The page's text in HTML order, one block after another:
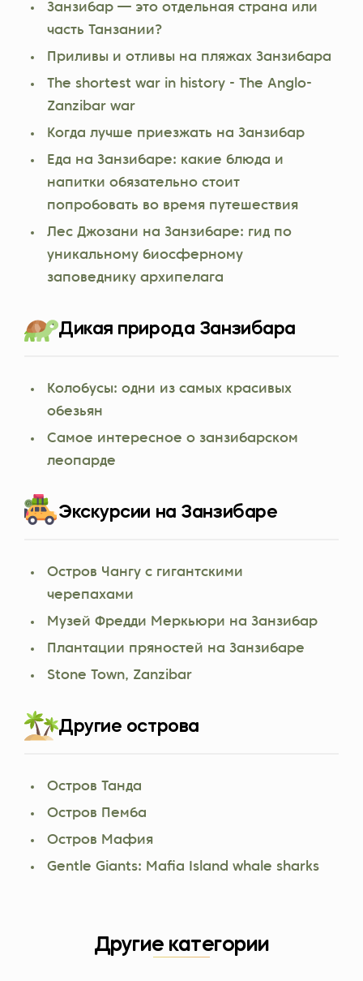
Занзибар — это отдельная страна или
часть Танзании?
Приливы и отливы на пляжах Занзибара
The shortest war in history - The Anglo-
Zanzibar war
Когда лучше приезжать на Занзибар
Еда на Занзибаре: какие блюда и
напитки обязательно стоит
попробовать во время путешествия
Лес Джозани на Занзибаре: гид по
уникальному биосферному
заповеднику архипелага
Дикая природа Занзибара
Колобусы: одни из самых красивых
обезьян
Самое интересное о занзибарском
леопарде
Экскурсии на Занзибаре
Остров Чангу с гигантскими
черепахами
Музей Фредди Меркьюри на Занзибар
Плантации пряностей на Занзибаре
Stone Town, Zanzibar
Другие острова
Остров Танда
Остров Пемба
Остров Мафия
Gentle Giants: Mafia Island whale sharks
Другие категории